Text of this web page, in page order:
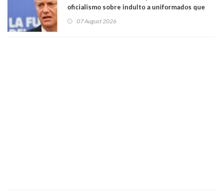
oficialismo sobre indulto a uniformados que
07 August 2026